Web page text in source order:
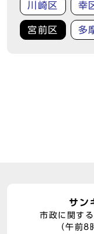
川崎区 幸
宮前区 多
サン
市政に関す
（午前